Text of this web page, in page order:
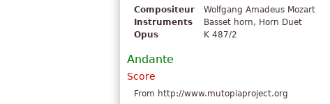
Compositeur
Wolfgang Amadeus Mozart
Instruments
Basset horn, Horn Duet
Opus
K 487/2
Andante
Score
From http://www.mutopiaproject.org